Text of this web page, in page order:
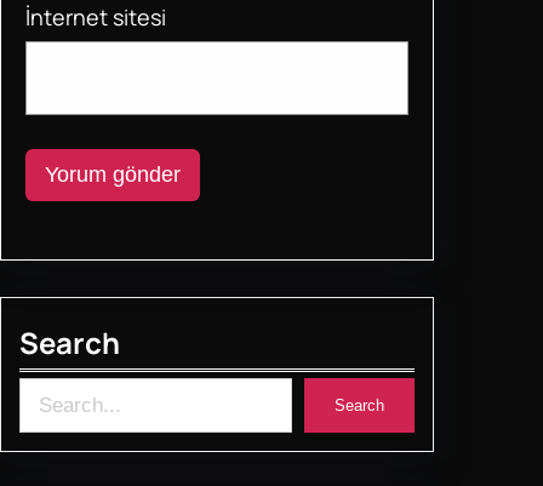
İnternet sitesi
Search
e
Search